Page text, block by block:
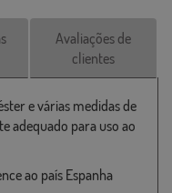
Avaliações de
clientes
e várias medidas de
adequado para uso ao
ao país Espanha